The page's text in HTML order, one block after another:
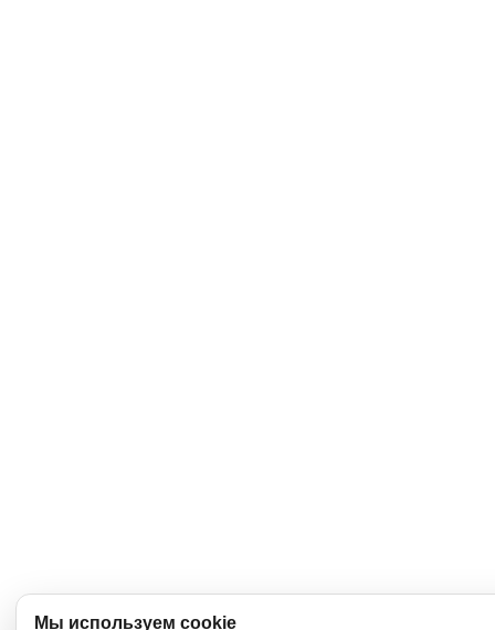
Мы используем cookie